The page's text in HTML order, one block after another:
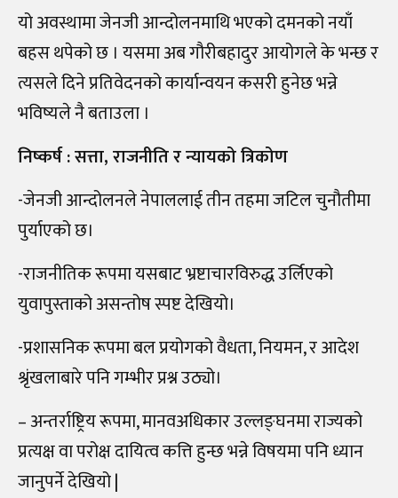
यो अवस्थामा जेनजी आन्दोलनमाथि भएको दमनको नयाँ
बहस थपेको छ । यसमा अब गौरीबहादुर आयोगले के भन्छ र
त्यसले दिने प्रतिवेदनको कार्यान्वयन कसरी हुनेछ भन्ने
भविष्यले नै बताउला ।
निष्कर्ष : सत्ता, राजनीति र न्यायको त्रिकोण
-जेनजी आन्दोलनले नेपाललाई तीन तहमा जटिल चुनौतीमा
पुर्याएको छ।
-राजनीतिक रूपमा यसबाट भ्रष्टाचारविरुद्ध उर्लिएको
युवापुस्ताको असन्तोष स्पष्ट देखियो।
-प्रशासनिक रूपमा बल प्रयोगको वैधता, नियमन, र आदेश
श्रृंखलाबारे पनि गम्भीर प्रश्न उठ्यो।
– अन्तर्राष्ट्रिय रूपमा, मानवअधिकार उल्लङ्घनमा राज्यको
प्रत्यक्ष वा परोक्ष दायित्व कत्ति हुन्छ भन्ने विषयमा पनि ध्यान
जानुपर्ने देखियो |